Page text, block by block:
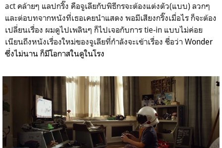
act คล้ายๆ แลปกริ๊ง คือจูเลียกับพิธีกรจะต้องแต่งตัว(แบบ) ลวกๆ
และต่อบทจากหนังที่เธอเคยนำแสดง พอมีเสียงกริ๊งเมื่อไร ก็จะต้อง
เปลี่ยนเรื่อง ผมดูไปเพลินๆ ก็ไปเจอกับการ tie-in แบบไม่ค่อย
เนียนถึงหนังเรื่องใหม่ของจูเลียที่กำลังจะเข้าเรื่อง ชื่อว่า Wonder
ซึ่งไม่นาน ก็มีโอกาสในดูในโรง